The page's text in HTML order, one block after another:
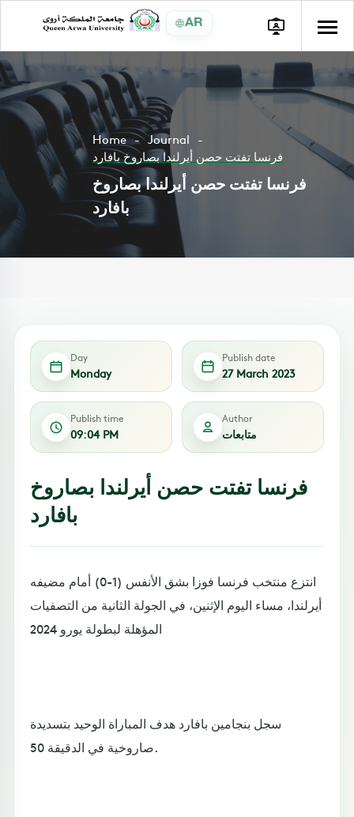
AR
Home
Journal
فرنسا تفتت حصن أيرلندا بصاروخ بافارد
فرنسا تفتت حصن أيرلندا بصاروخ
بافارد
Day
Monday
Publish date
27 March 2023
Publish time
09:04 PM
Author
متابعات
فرنسا تفتت حصن أيرلندا بصاروخ
بافارد
انتزع منتخب فرنسا فوزا بشق الأنفس (1-0) أمام مضيفه
أيرلندا، مساء اليوم الإثنين، في الجولة الثانية من التصفيات
المؤهلة لبطولة يورو 2024
سجل بنجامين بافارد هدف المباراة الوحيد بتسديدة
صاروخية في الدقيقة 50.